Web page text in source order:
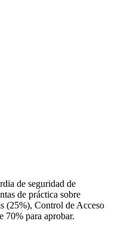
de seguridad de
de práctica sobre
(25%), Control de Acceso
70% para aprobar.